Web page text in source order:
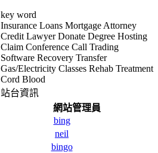
key word
Insurance Loans Mortgage Attorney
Credit Lawyer Donate Degree Hosting
Claim Conference Call Trading
Software Recovery Transfer
Gas/Electricity Classes Rehab Treatment
Cord Blood
站台資訊
網站管理員
bing
neil
bingo